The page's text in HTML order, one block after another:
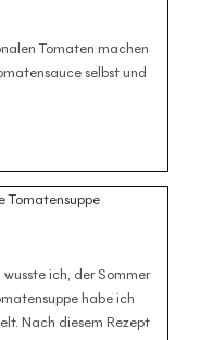
Tomaten machen
selbst und
ich, der Sommer
habe ich
Nach diesem Rezept